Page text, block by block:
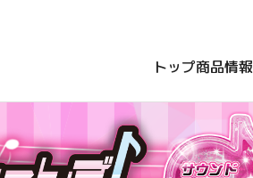
トップ商品情報